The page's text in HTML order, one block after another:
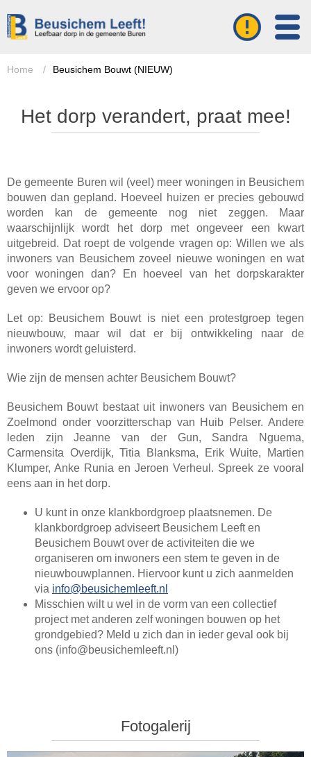
Home / Beusichem Bouwt (NIEUW)
Het dorp verandert, praat mee!
De gemeente Buren wil (veel) meer woningen in Beusichem
bouwen dan gepland. Hoeveel huizen er precies gebouwd
worden kan de gemeente nog niet zeggen. Maar
waarschijnlijk wordt het dorp met ongeveer een kwart
uitgebreid. Dat roept de volgende vragen op: Willen we als
inwoners van Beusichem zoveel nieuwe woningen en wat
voor woningen dan? En hoeveel van het dorpskarakter
geven we ervoor op?
Let op: Beusichem Bouwt is niet een protestgroep tegen
nieuwbouw, maar wil dat er bij ontwikkeling naar de
inwoners wordt geluisterd.
Wie zijn de mensen achter Beusichem Bouwt?
Beusichem Bouwt bestaat uit inwoners van Beusichem en
Zoelmond onder voorzitterschap van Huib Pelser. Andere
leden zijn Jeanne van der Gun, Sandra Nguema,
Carmensita Overdijk, Titia Blanksma, Erik Wuite, Martien
Klumper, Anke Runia en Jeroen Verheul. Spreek ze vooral
eens aan in het dorp.
U kunt in onze klankbordgroep plaatsnemen. De
klankbordgroep adviseert Beusichem Leeft en
Beusichem Bouwt over de activiteiten die we
organiseren om inwoners een stem te geven in de
nieuwbouwplannen. Hiervoor kunt u zich aanmelden
via info@beusichemleeft.nl
Misschien wilt u wel in de vorm van een collectief
project met anderen zelf woningen bouwen op het
grondgebied? Meld u zich dan in ieder geval ook bij
ons (info@beusichemleeft.nl)
Fotogalerij